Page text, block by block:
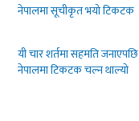
नेपालमा सूचीकृत भयो टिकटक
यी चार शर्तमा सहमति जनाएपछि
नेपालमा टिकटक चल्न थाल्यो